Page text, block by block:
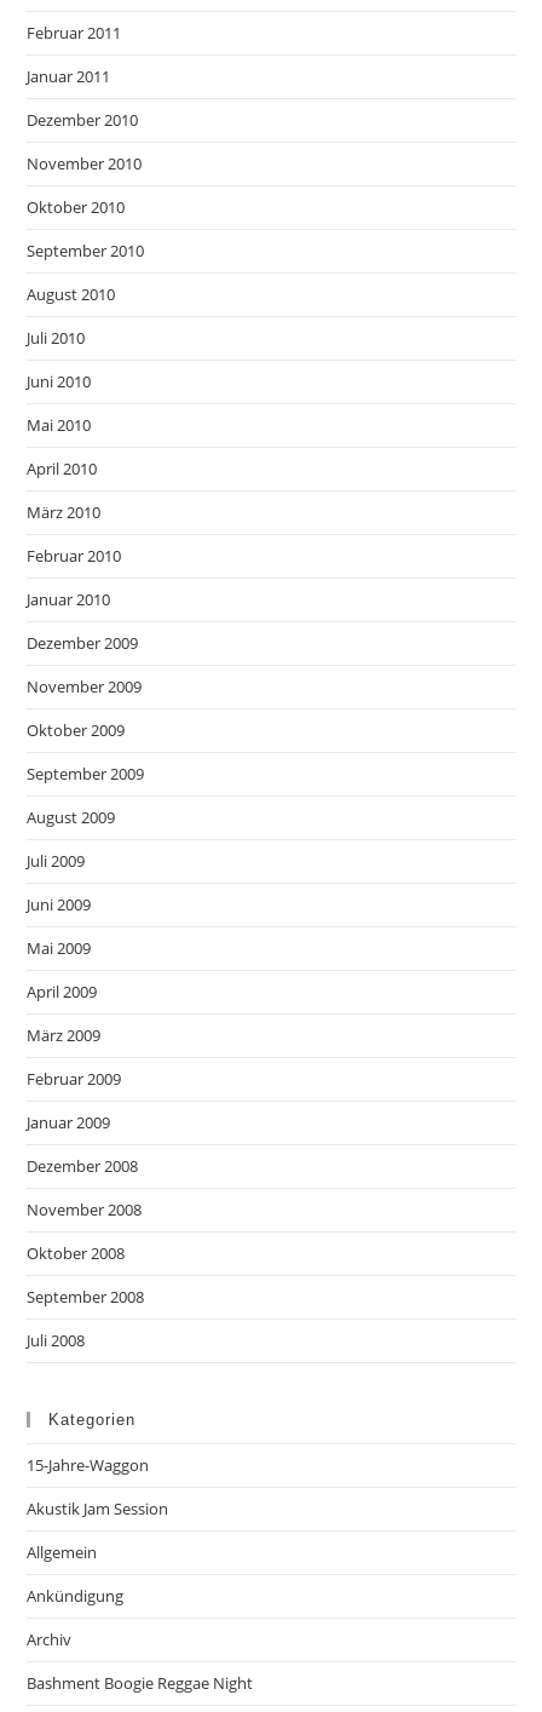
Februar 2011
Januar 2011
Dezember 2010
November 2010
Oktober 2010
September 2010
August 2010
Juli 2010
Juni 2010
Mai 2010
April 2010
März 2010
Februar 2010
Januar 2010
Dezember 2009
November 2009
Oktober 2009
September 2009
August 2009
Juli 2009
Juni 2009
Mai 2009
April 2009
März 2009
Februar 2009
Januar 2009
Dezember 2008
November 2008
Oktober 2008
September 2008
Juli 2008
Kategorien
15-Jahre-Waggon
Akustik Jam Session
Allgemein
Ankündigung
Archiv
Bashment Boogie Reggae Night